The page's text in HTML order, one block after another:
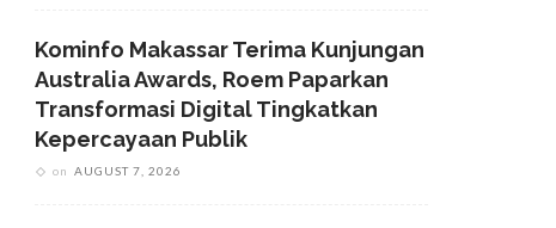
Kominfo Makassar Terima Kunjungan
Australia Awards, Roem Paparkan
Transformasi Digital Tingkatkan
Kepercayaan Publik
on AUGUST 7, 2026